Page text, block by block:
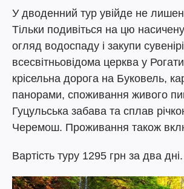
У дводенний тур увійде не
Тільки подивіться на цю
огляд водоспаду і закупи
всесвітньовідома церква у
крісельна дорога на Буковель,
панорами, споживання живого
Гуцульська забава та сплав
Черемош. Проживання також
Вартість туру 1295 грн за два дні.